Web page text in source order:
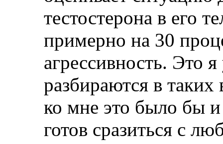
тестостерона в его
примерно на 30
агрессивность. Это
разбираются в
ко мне это было бы и
готов сразиться с